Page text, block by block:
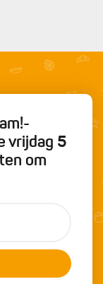
vrijdag 5
om